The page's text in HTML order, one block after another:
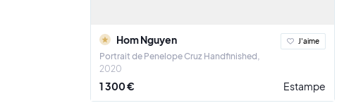
Hom Nguyen
Portrait de Penelope Cruz Handfinished
2020
J'aime
1 300 € Estampe